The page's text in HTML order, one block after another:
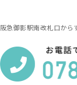
阪急御影駅南改札口か